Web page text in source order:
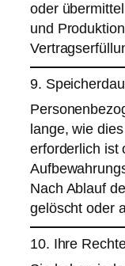
oder
und
9.
lange, wie
erforderlich ist
Nach Ablauf
gelöscht oder
10. Ihre